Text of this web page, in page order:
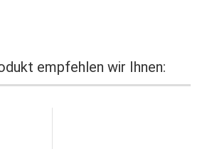
empfehlen wir Ihnen: